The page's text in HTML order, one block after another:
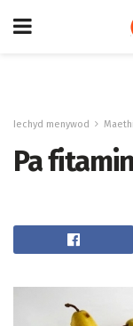
Iechyd menywod
Pa